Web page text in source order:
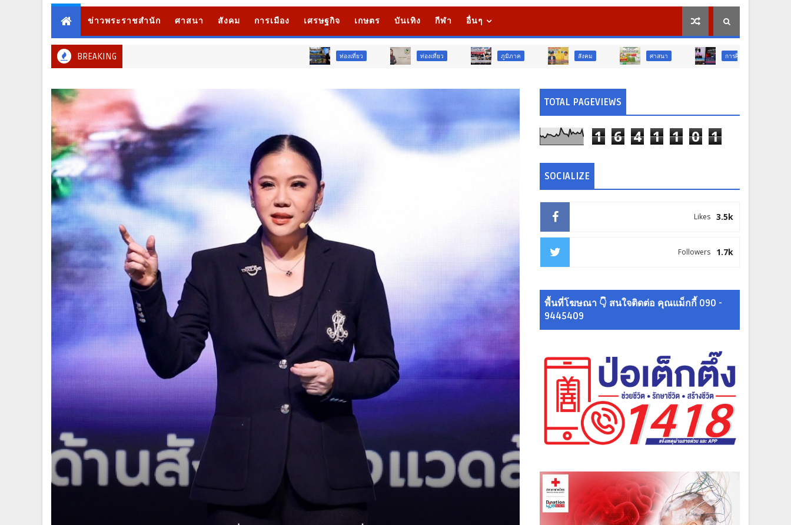
ข่าวพระราชสำนัก ศาสนา สังคม การเมือง เศรษฐกิจ เกษตร บันเทิง กีฬา อื่นๆ
BREAKING
TOTAL PAGEVIEWS
1 6 4 1 1 0 1
SOCIALIZE
3.5k
Likes
1.7k
Followers
พื้นที่โฆษณา 👇 สนใจติดต่อ คุณแม็กกี้ 090 -
9445409